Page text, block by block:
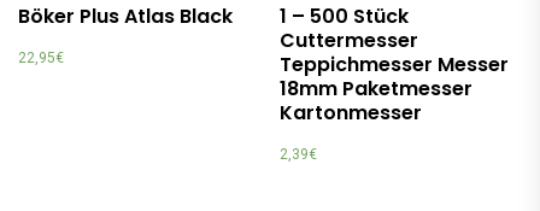
Böker Plus Atlas Black
22,95€
1 – 500 Stück
Cuttermesser
Teppichmesser Messer
18mm Paketmesser
Kartonmesser
2,39€